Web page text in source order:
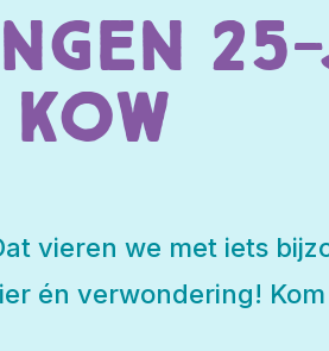
vieren we met iets
én verwondering! Kom